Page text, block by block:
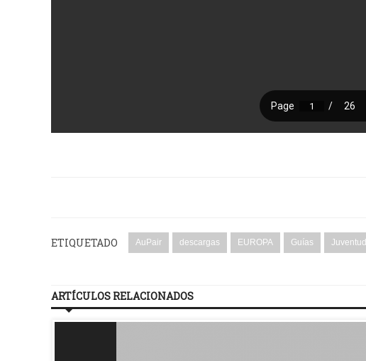
ETIQUETADO AuPair descargas EUROPA Guías Juventud
ARTÍCULOS RELACIONADOS